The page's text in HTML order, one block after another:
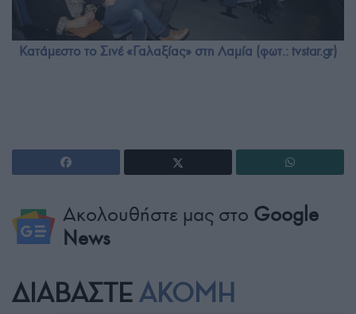
Κατάμεστο το Σινέ «Γαλαξίας» στη Λαμία (φωτ.: tvstar.gr)
Ακολουθήστε μας στο Google
News
ΔΙΑΒΑΣΤΕ ΑΚΟΜΗ